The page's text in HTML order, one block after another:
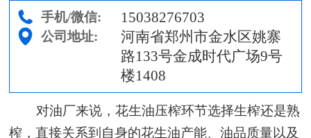
手机/微信: 15038276703
公司地址:
河南省郑州市金水区姚寨
路133号金成时代广场9号
楼1408
对油厂来说，花生油压榨环节选择生榨还是熟
榨，直接关系到自身的花生油产能、油品质量以及